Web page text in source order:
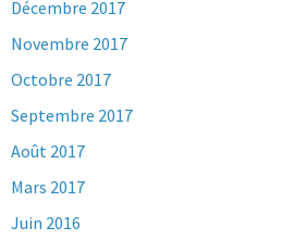
Décembre 2017
Novembre 2017
Octobre 2017
Septembre 2017
Août 2017
Mars 2017
Juin 2016